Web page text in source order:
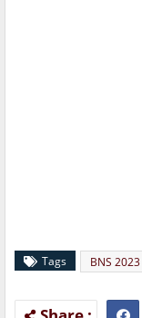
Tags BNS 2023